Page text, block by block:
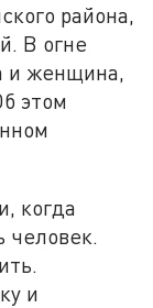
района,
В огне
и женщина,
этом
когда
человек.
и